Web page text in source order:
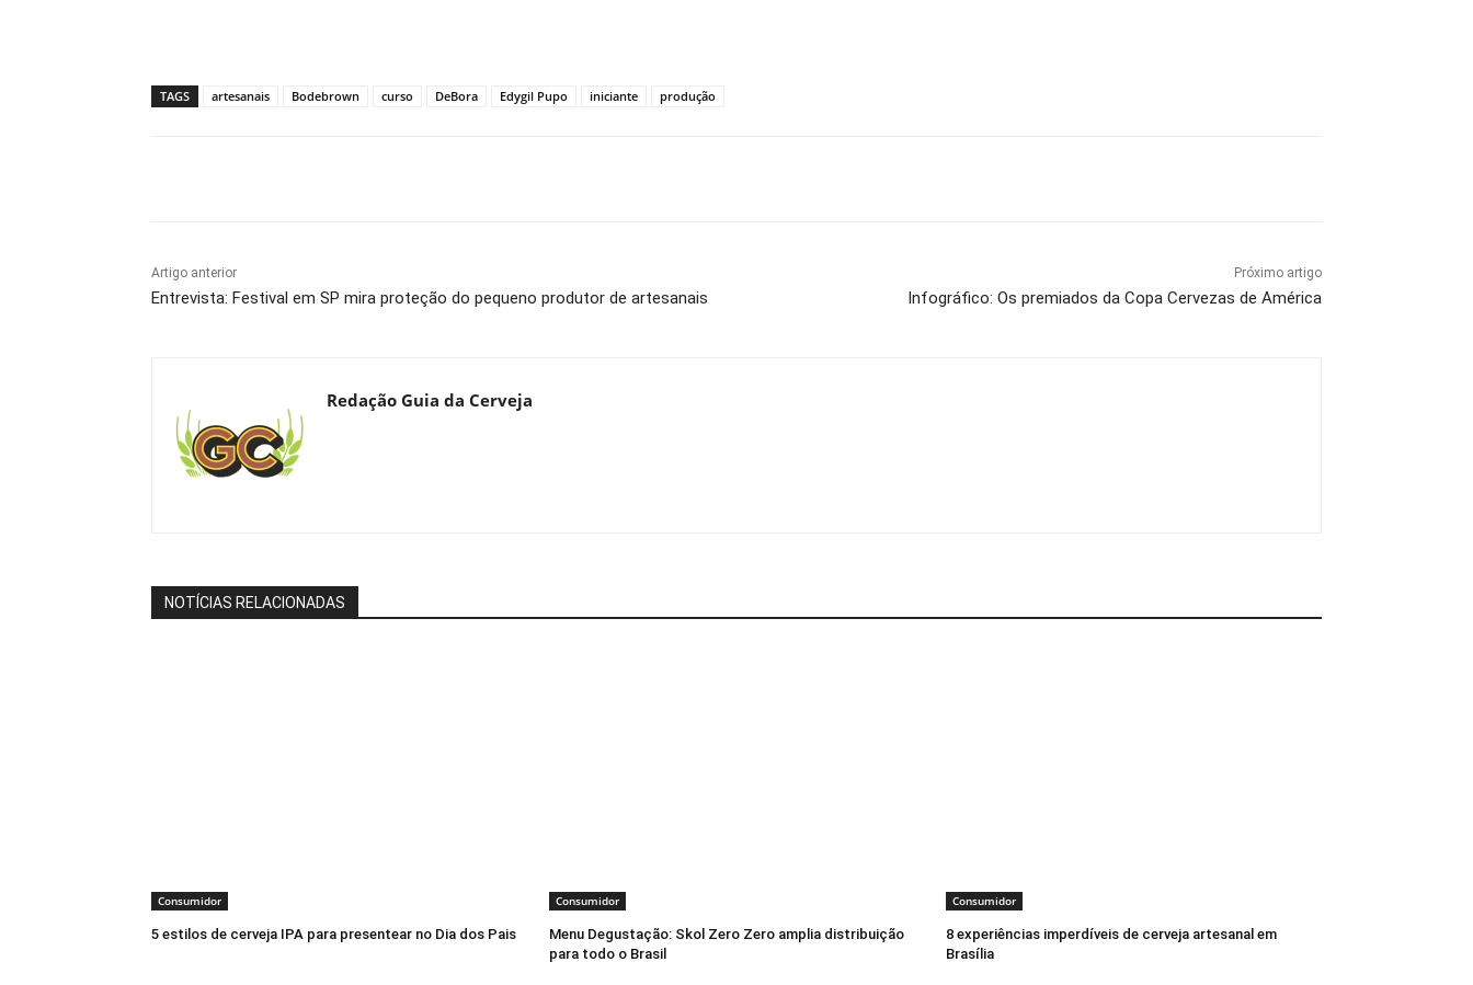
TAGS artesanais Bodebrown curso DeBora Edygil Pupo iniciante produção
Artigo anterior
Entrevista: Festival em SP mira proteção do pequeno produtor de artesanais
Próximo artigo
Infográfico: Os premiados da Copa Cervezas de América
Redação Guia da Cerveja
NOTÍCIAS RELACIONADAS
Consumidor
5 estilos de cerveja IPA para presentear no Dia dos Pais
Consumidor
Menu Degustação: Skol Zero Zero amplia distribuição
para todo o Brasil
Consumidor
8 experiências imperdíveis de cerveja artesanal em
Brasília